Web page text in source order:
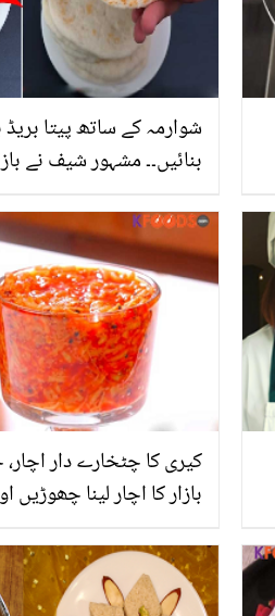
شوارمہ کے ساتھ پیتا
بنائیں۔۔ مشہور شیف نے
کیری کا چٹخارے دار
بازار کا اچار لینا